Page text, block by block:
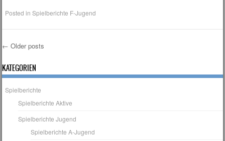
Posted inSpielberichte F-Jugend
Post navigation
← Older posts
KATEGORIEN
Spielberichte
Spielberichte Aktive
Spielberichte Jugend
Spielberichte A-Jugend